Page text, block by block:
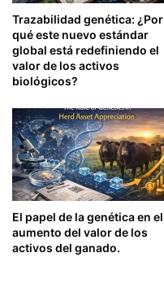
Trazabilidad genética: ¿Por
qué este nuevo estándar
global está redefiniendo el
valor de los activos
biológicos?
El papel de la genética en el
aumento del valor de los
activos del ganado.